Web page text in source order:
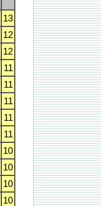
13
12
12
11
11
11
11
11
10
10
10
10